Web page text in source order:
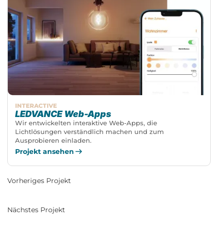
INTERACTIVE
LEDVANCE Web-Apps
Wir entwickelten interaktive Web-Apps, die
Lichtlösungen verständlich machen und zum
Ausprobieren einladen.
Projekt ansehen
Vorheriges Projekt
Nächstes Projekt